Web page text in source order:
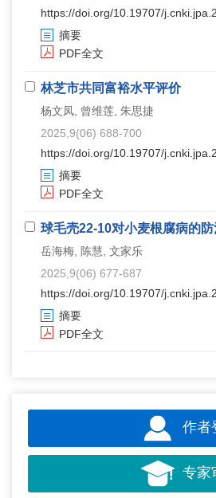
https://doi.org/10.19707/
摘要
PDF全文
林芝市共同富裕水平评价
杨文凤, 曾维莲, 朱思捷
2025,9(06) 688-700
https://doi.org/10.19707/
摘要
PDF全文
球毛壳22-10对小麦根腐病的
岳海梅, 陈慧, 文家乐
2025,9(06) 677-687
https://doi.org/10.19707/
摘要
PDF全文
作者
专家